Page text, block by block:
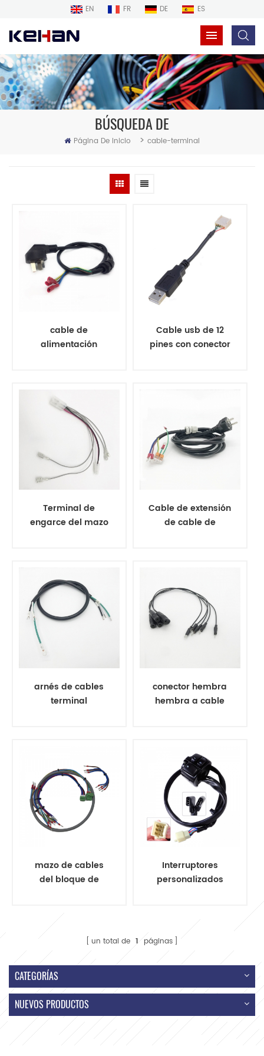
EN FR DE ES
BÚSQUEDA DE
Página De Inicio > cable-terminal
cable de
alimentación
Cable usb de 12
pines con conector
Terminal de
engarce del mazo
Cable de extensión
de cable de
arnés de cables
terminal
conector hembra
hembra a cable
mazo de cables
del bloque de
Interruptores
personalizados
para motocicleta
un total de 1 páginas
CATEGORÍAS
NUEVOS PRODUCTOS